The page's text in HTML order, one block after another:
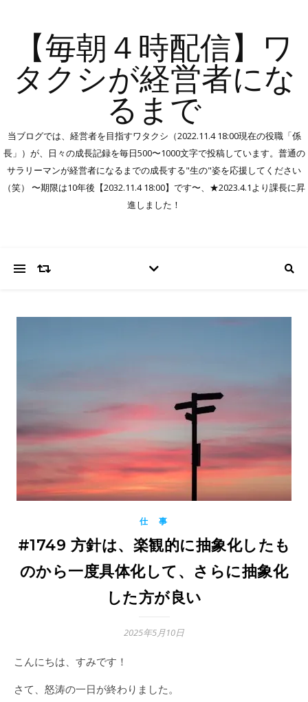
【毎朝４時配信】ワ
タクシが経営者にな
るまで
当ブログでは、経営者を目指すワタクシ（2022.11.4 18:00現在の役職「係
長」）が、日々の成長記録を毎日500〜1000文字で投稿しています。普通の
サラリーマンが経営者になるまでの成長する"生の"姿を応援してください
（笑） 〜期限は10年後【2032.11.4 18:00】です〜、★2023.4.1より課長に昇
進しました！
仕 事
#1749 方針は、楽観的に抽象化したも
のから一度具体化して、さらに抽象化
した方が良い
2025年5月10日
こんにちは、すみです！
さて、怒涛の一日が終わりました。